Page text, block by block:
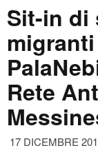
Sit-in di
Rete
17 DICEMBRE